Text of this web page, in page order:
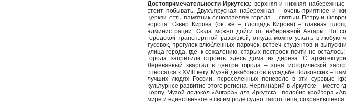
Достопримечательности Иркутска: верхняя и нижняя набережные
стоит побывать. Двухъярусная набережная – очень приятное и
церкви есть памятник основателям города – святым Петру и
ворота. Сквер Кирова (он же – площадь Кирова) – главная
администрации. Сюда можно дойти от набережной Ангары. По
городской транспортной развязкой, откуда можно уехать в
тусовок, прогулок влюбленных парочек, встреч студентов и
улица города, где, к сожалению, старых построек почти не
города запретили строить здесь дома из дерева. С
Деревянный квартал в центре города – зона исторической
относятся к XVIII веку. Музей декабристов в усадьбе Волконских –
лучших людях России, переселенных поневоле в эти суровые
культурное развитие этого региона. Нерпинарий в Иркутске –
нерпу. Музей-ледокол «Ангара» для Иркутска - подобие крейсера
мире и единственное в своем роде судно такого типа,